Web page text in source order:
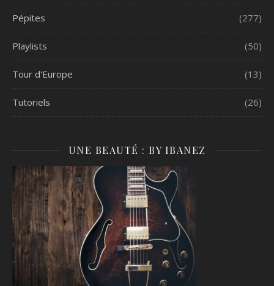
Pépites (277)
Playlists (50)
Tour d'Europe (13)
Tutoriels (26)
UNE BEAUTÉ : BY IBANEZ